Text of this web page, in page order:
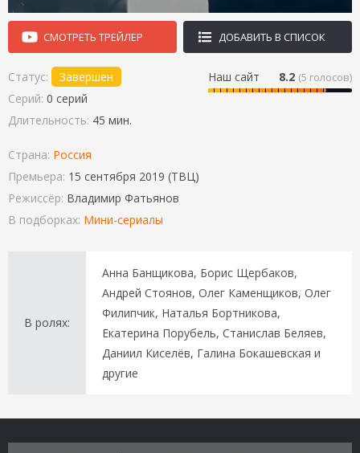
СМОТРЕТЬ ТРЕЙЛЕР ДОБАВИТЬ В СПИСОК
Наш сайт 8.2 (5 голосов)
Статус:
Завершен
Серий: 0 серий
Длительность: 45 мин.
Страна: Россия
Премьера: 15 сентября 2019 (ТВЦ)
Режиссёр: Владимир Фатьянов
В подборках: Мини-сериалы
В ролях:
Анна Банщикова, Борис Щербаков,
Андрей Стоянов, Олег Каменщиков, Олег
Филипчик, Наталья Бортникова,
Екатерина Порубель, Станислав Беляев,
Даниил Киселёв, Галина Бокашевская и
другие